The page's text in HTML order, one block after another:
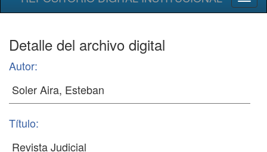
Detalle del archivo digital
Autor:
Título: